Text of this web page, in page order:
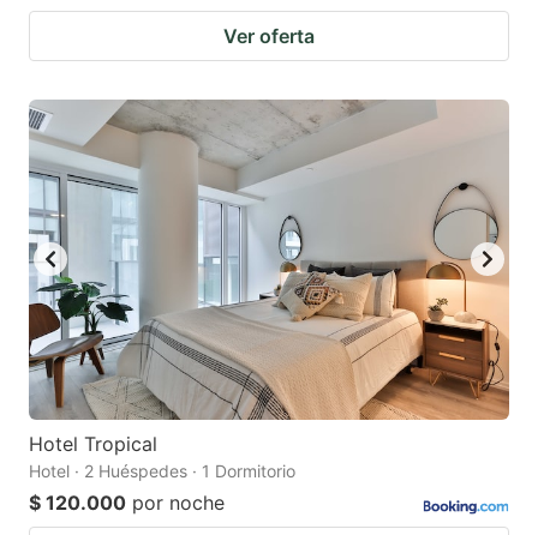
Ver oferta
Hotel Tropical
Hotel · 2 Huéspedes · 1 Dormitorio
$ 120.000 por noche